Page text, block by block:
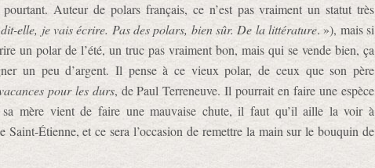
Auteur de polars français, ce n’est pas vraiment un statut très
elle, je vais écrire. Pas des polars, bien sûr. De la littérature. »), mais si
un polar de l’été, un truc pas vraiment bon, mais qui se vende bien, ça
un peu d’argent. Il pense à ce vieux polar, de ceux que son père
pour les durs, de Paul Terreneuve. Il pourrait en faire une espèce
mère vient de faire une mauvaise chute, il faut qu’il aille la voir à
Saint-Étienne, et ce sera l’occasion de remettre la main sur le bouquin de